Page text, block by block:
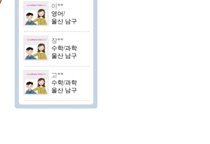
이**
영어/
울산 남구
장**
수학/과학
울산 남구
고**
수학/과학
울산 남구